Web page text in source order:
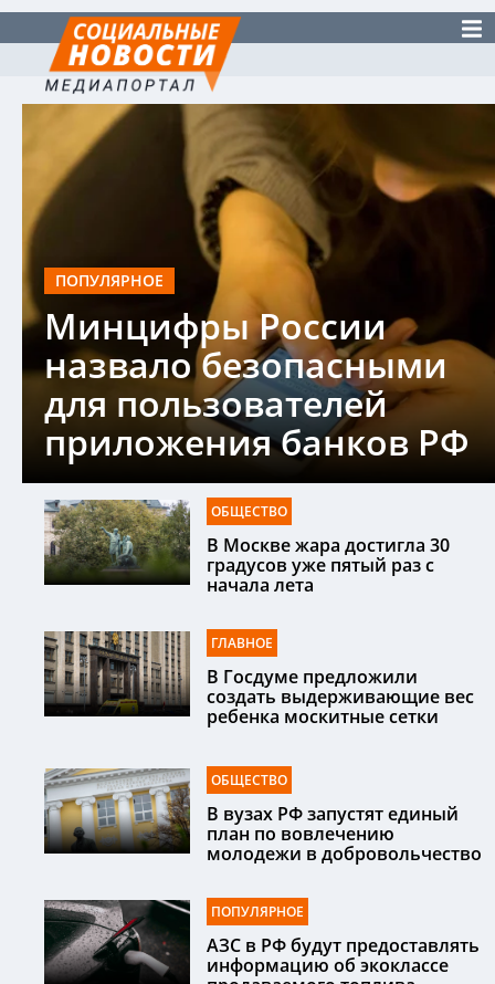
ПОПУЛЯРНОЕ
Минцифры России
назвало безопасными
для пользователей
приложения банков РФ
ОБЩЕСТВО
В Москве жара достигла 30
градусов уже пятый раз с
начала лета
ГЛАВНОЕ
В Госдуме предложили
создать выдерживающие вес
ребенка москитные сетки
ОБЩЕСТВО
В вузах РФ запустят единый
план по вовлечению
молодежи в добровольчество
ПОПУЛЯРНОЕ
АЗС в РФ будут предоставлять
информацию об экоклассе